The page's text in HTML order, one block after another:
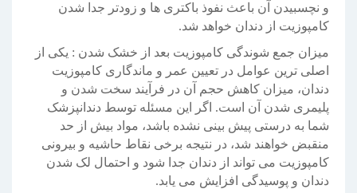
و نچسبیدن آن باعث نفوذ باکتری ها و زودتر جدا شدن
کامپوزیت از دندان خواهد شد.
میزان جمع شوندگی کامپوزیت بعد از خشک شدن : یکی از
اصلی ترین عوامل در تعیین عمر و ماندگاری کامپوزیت
دندان، میزان کاهش حجم آن در فرآیند سخت شدن و
پلیمری شدن آن است. اگر این مسئله توسط دندانپزشک
شما به درستی پیش بینی نشده باشد، مواد بیش از حد
منقبض خواهند شد، در نتیجه برخی نقاط حاشیه و بیرونی
کامپوزیت می تواند از دندان جدا شود و احتمال لک شدن
دندان و پوسیدگی افزایش می یابد.